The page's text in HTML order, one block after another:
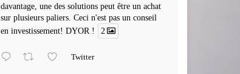
davantage, une des solutions peut être un achat
sur plusieurs paliers. Ceci n'est pas un conseil
en investissement! DYOR !
2
Twitter